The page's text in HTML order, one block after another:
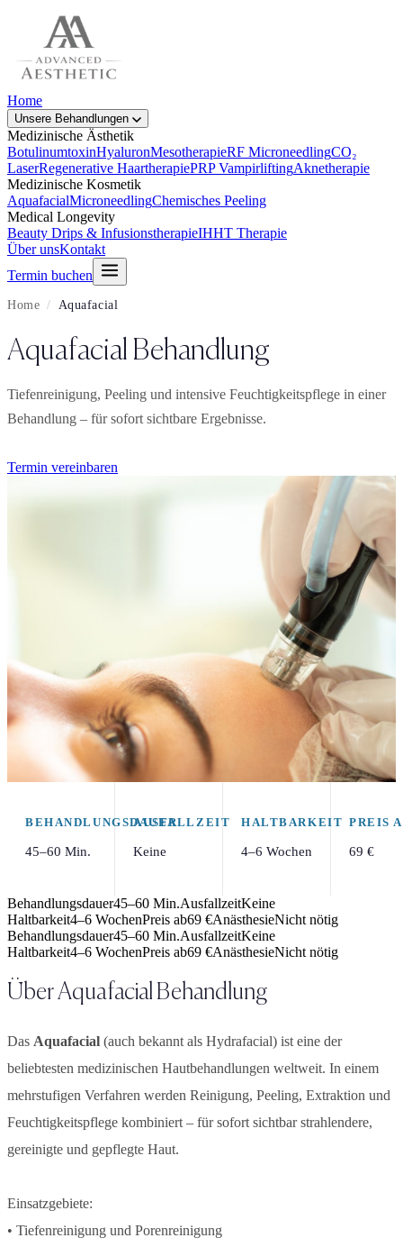
Home
Unsere Behandlungen
Medizinische Ästhetik
BotulinumtoxinHyaluronMesotherapieRF MicroneedlingCO₂
LaserRegenerative HaartherapiePRP VampirliftingAknetherapie
Medizinische Kosmetik
AquafacialMicroneedlingChemisches Peeling
Medical Longevity
Beauty Drips & InfusionstherapieIHHT Therapie
Über unsKontakt
Termin buchen
Home / Aquafacial
Aquafacial Behandlung
Tiefenreinigung, Peeling und intensive Feuchtigkeitspflege in einer
Behandlung – für sofort sichtbare Ergebnisse.
Termin vereinbaren
BEHANDLUNGSDAUER
45–60 Min.
AUSFALLZEIT
Keine
HALTBARKEIT
4–6 Wochen
PREIS
69 €
Behandlungsdauer45–60 Min.AusfallzeitKeine
Haltbarkeit4–6 WochenPreis ab69 €AnästhesieNicht nötig
Behandlungsdauer45–60 Min.AusfallzeitKeine
Haltbarkeit4–6 WochenPreis ab69 €AnästhesieNicht nötig
ÜberAquafacial Behandlung
Das Aquafacial (auch bekannt als Hydrafacial) ist eine der
beliebtesten medizinischen Hautbehandlungen weltweit. In einem
mehrstufigen Verfahren werden Reinigung, Peeling, Extraktion und
Feuchtigkeitspflege kombiniert – für sofort sichtbar strahlendere,
gereinigte und gepflegte Haut.
Einsatzgebiete:
• Tiefenreinigung und Porenreinigung